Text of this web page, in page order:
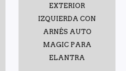
EXTERIOR
IZQUIERDA CON
ARNÉS AUTO
MAGIC PARA
ELANTRA